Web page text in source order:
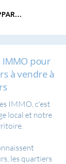
VISITEZ NOS APPARTEMENTS
IMMO pour
à vendre à
IMMO, c'est
local et notre
les quartiers